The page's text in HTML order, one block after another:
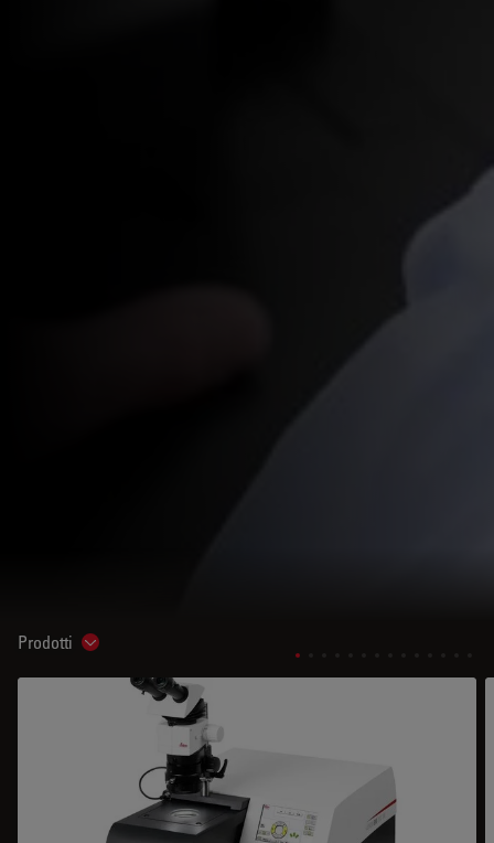
Prodotti Show subnavigation